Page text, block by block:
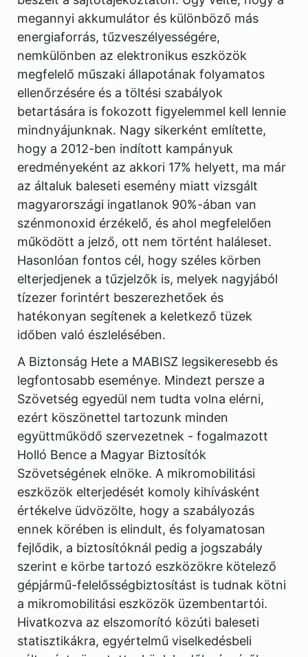
megannyi akkumulátor és különböző más
energiaforrás, tűzveszélyességére,
nemkülönben az elektronikus eszközök
megfelelő műszaki állapotának folyamatos
ellenőrzésére és a töltési szabályok
betartására is fokozott figyelemmel kell lennie
mindnyájunknak. Nagy sikerként említette,
hogy a 2012-ben indított kampányuk
eredményeként az akkori 17% helyett, ma már
az általuk baleseti esemény miatt vizsgált
magyarországi ingatlanok 90%-ában van
szénmonoxid érzékelő, és ahol megfelelően
működött a jelző, ott nem történt haláleset.
Hasonlóan fontos cél, hogy széles körben
elterjedjenek a tűzjelzők is, melyek nagyjából
tízezer forintért beszerezhetőek és
hatékonyan segítenek a keletkező tüzek
időben való észlelésében.
A Biztonság Hete a MABISZ legsikeresebb és
legfontosabb eseménye. Mindezt persze a
Szövetség egyedül nem tudta volna elérni,
ezért köszönettel tartozunk minden
együttműködő szervezetnek - fogalmazott
Holló Bence a Magyar Biztosítók
Szövetségének elnöke. A mikromobilitási
eszközök elterjedését komoly kihívásként
értékelve üdvözölte, hogy a szabályozás
ennek körében is elindult, és folyamatosan
fejlődik, a biztosítóknál pedig a jogszabály
szerint e körbe tartozó eszközökre kötelező
gépjármű-felelősségbiztosítást is tudnak kötni
a mikromobilitási eszközök üzembentartói.
Hivatkozva az elszomorító közúti baleseti
statisztikákra, egyértelmű viselkedésbeli